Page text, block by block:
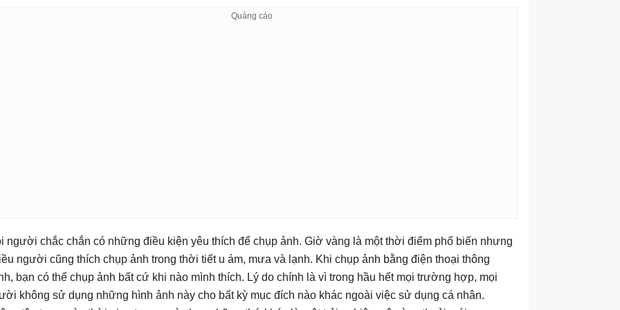
người chắc chắn có những điều kiện yêu thích để chụp ảnh. Giờ vàng là một thời điểm phổ biến nhưng
người cũng thích chụp ảnh trong thời tiết u ám, mưa và lạnh. Khi chụp ảnh bằng điện thoại thông
bạn có thể chụp ảnh bất cứ khi nào mình thích. Lý do chính là vì trong hầu hết mọi trường hợp, mọi
không sử dụng những hình ảnh này cho bất kỳ mục đích nào khác ngoài việc sử dụng cá nhân.